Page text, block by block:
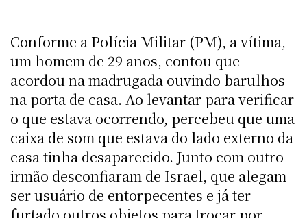
Conforme a Polícia Militar (PM), a vítima,
um homem de 29 anos, contou que
acordou na madrugada ouvindo barulhos
na porta de casa. Ao levantar para verificar
o que estava ocorrendo, percebeu que uma
caixa de som que estava do lado externo da
casa tinha desaparecido. Junto com outro
irmão desconfiaram de Israel, que alegam
ser usuário de entorpecentes e já ter
furtado outros objetos para trocar por